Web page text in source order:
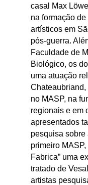
casal Max
na formação
artísticos em
pós-guerra.
Faculdade de
Biológico, os
uma atuação
no MASP, na
regionais e em
apresentados
pesquisa
primeiro
Fabrica” uma
tratado de
artistas